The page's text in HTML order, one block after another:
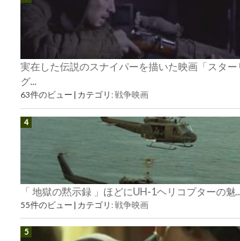
実在した伝説のスナイパーを描いた映画「スター
グ...
63件のビュー | カテゴリ: 戦争映画
「 地獄の黙示録 」ほどにUH-1ヘリコプターの魅
55件のビュー | カテゴリ: 戦争映画